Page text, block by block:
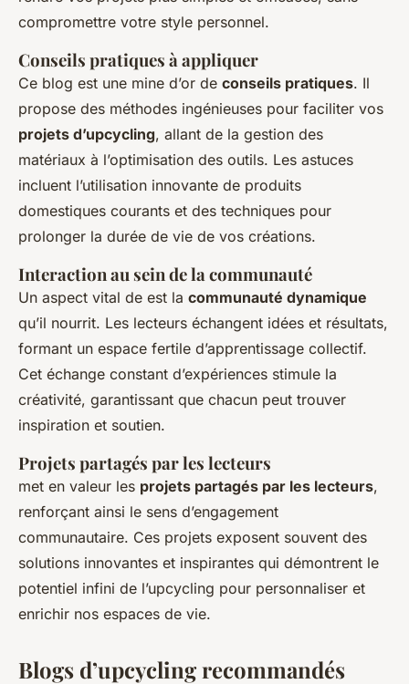
compromettre votre style personnel.
Conseils pratiques à appliquer
Ce blog est une mine d’or de conseils pratiques. Il
propose des méthodes ingénieuses pour faciliter vos
projets d’upcycling, allant de la gestion des
matériaux à l’optimisation des outils. Les astuces
incluent l’utilisation innovante de produits
domestiques courants et des techniques pour
prolonger la durée de vie de vos créations.
Interaction au sein de la communauté
Un aspect vital de est la communauté dynamique
qu’il nourrit. Les lecteurs échangent idées et résultats,
formant un espace fertile d’apprentissage collectif.
Cet échange constant d’expériences stimule la
créativité, garantissant que chacun peut trouver
inspiration et soutien.
Projets partagés par les lecteurs
met en valeur les projets partagés par les lecteurs,
renforçant ainsi le sens d’engagement
communautaire. Ces projets exposent souvent des
solutions innovantes et inspirantes qui démontrent le
potentiel infini de l’upcycling pour personnaliser et
enrichir nos espaces de vie.
Blogs d’upcycling recommandés